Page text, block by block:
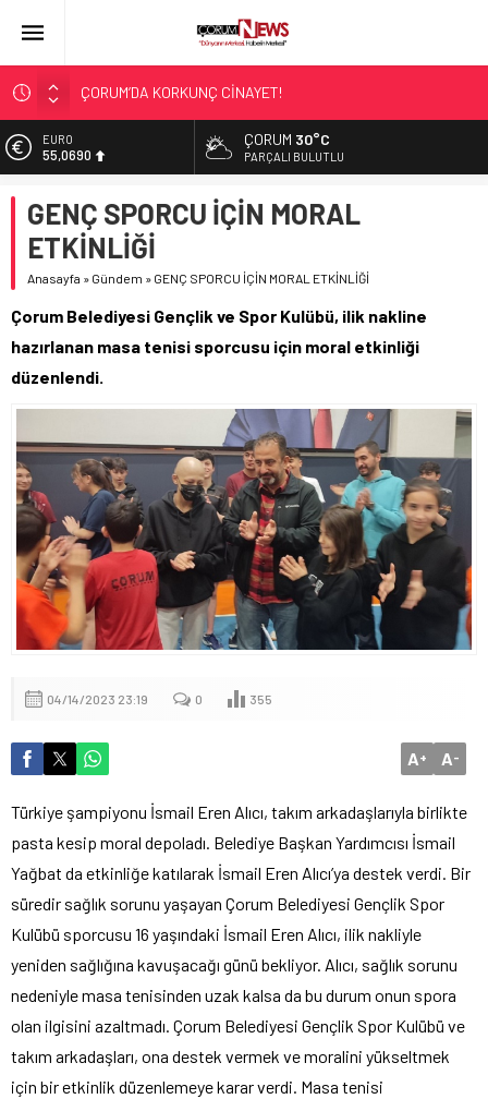
ÇORUM’DA KORKUNÇ CİNAYET!
SIR PERDESİ ÇÖZÜLDÜ!
ÇORUM ŞEKER’İN SATIŞINA ONAY
ÇATIDAN DÜŞTÜ!
EURO
55,0690
6.525,39
BİST
13.788,73
47,5954
ÇORUM 30°C
PARÇALI BULUTLU
GENÇ SPORCU İÇİN MORAL
ETKİNLİĞİ
Anasayfa » Gündem » GENÇ SPORCU İÇİN MORAL ETKİNLİĞİ
Çorum Belediyesi Gençlik ve Spor Kulübü, ilik nakline
hazırlanan masa tenisi sporcusu için moral etkinliği
düzenlendi.
04/14/2023 23:19 0 355
A+ A-
Türkiye şampiyonu İsmail Eren Alıcı, takım arkadaşlarıyla birlikte
pasta kesip moral depoladı. Belediye Başkan Yardımcısı İsmail
Yağbat da etkinliğe katılarak İsmail Eren Alıcı’ya destek verdi. Bir
süredir sağlık sorunu yaşayan Çorum Belediyesi Gençlik Spor
Kulübü sporcusu 16 yaşındaki İsmail Eren Alıcı, ilik nakliyle
yeniden sağlığına kavuşacağı günü bekliyor. Alıcı, sağlık sorunu
nedeniyle masa tenisinden uzak kalsa da bu durum onun spora
olan ilgisini azaltmadı. Çorum Belediyesi Gençlik Spor Kulübü ve
takım arkadaşları, ona destek vermek ve moralini yükseltmek
için bir etkinlik düzenlemeye karar verdi. Masa tenisi